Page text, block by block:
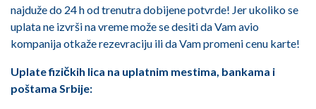
najduže do 24 h od trenutra dobijene potvrde! Jer ukoliko se
uplata ne izvrši na vreme može se desiti da Vam avio
kompanija otkaže rezevraciju ili da Vam promeni cenu karte!
Uplate fizičkih lica na uplatnim mestima, bankama i
poštama Srbije: